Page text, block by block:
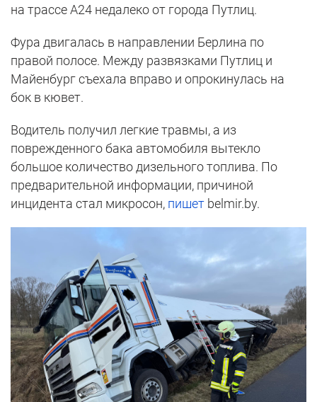
на трассе А24 недалеко от города Путлиц.
Фура двигалась в направлении Берлина по
правой полосе. Между развязками Путлиц и
Майенбург съехала вправо и опрокинулась на
бок в кювет.
Водитель получил легкие травмы, а из
поврежденного бака автомобиля вытекло
большое количество дизельного топлива. По
предварительной информации, причиной
инцидента стал микросон, пишет belmir.by.